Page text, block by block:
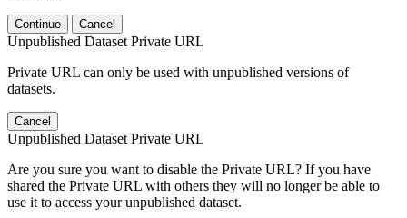
Continue Cancel
Unpublished Dataset Private URL
Private URL can only be used with unpublished versions of
datasets.
Cancel
Unpublished Dataset Private URL
Are you sure you want to disable the Private URL? If you have
shared the Private URL with others they will no longer be able to
use it to access your unpublished dataset.